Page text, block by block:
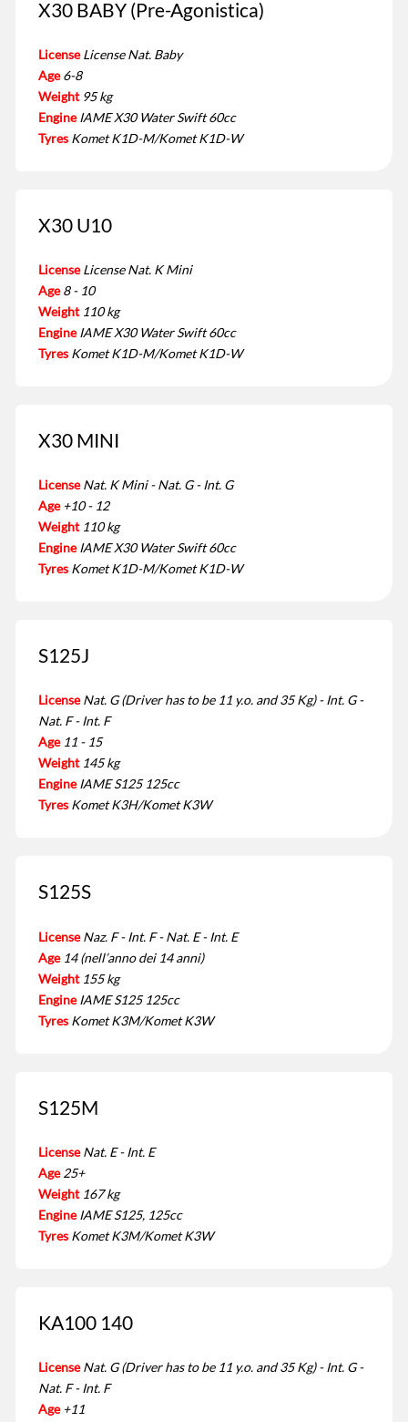
X30 BABY (Pre-Agonistica)
License License Nat. Baby
Age 6-8
Weight 95 kg
Engine IAME X30 Water Swift 60cc
Tyres Komet K1D-M/Komet K1D-W
X30 U10
License License Nat. K Mini
Age 8 - 10
Weight 110 kg
Engine IAME X30 Water Swift 60cc
Tyres Komet K1D-M/Komet K1D-W
X30 MINI
License Nat. K Mini - Nat. G - Int. G
Age +10 - 12
Weight 110 kg
Engine IAME X30 Water Swift 60cc
Tyres Komet K1D-M/Komet K1D-W
S125J
License Nat. G (Driver has to be 11 y.o. and 35 Kg) - Int. G -
Nat. F - Int. F
Age 11 - 15
Weight 145 kg
Engine IAME S125 125cc
Tyres Komet K3H/Komet K3W
S125S
License Naz. F - Int. F - Nat. E - Int. E
Age 14 (nell’anno dei 14 anni)
Weight 155 kg
Engine IAME S125 125cc
Tyres Komet K3M/Komet K3W
S125M
License Nat. E - Int. E
Age 25+
Weight 167 kg
Engine IAME S125, 125cc
Tyres Komet K3M/Komet K3W
KA100 140
License Nat. G (Driver has to be 11 y.o. and 35 Kg) - Int. G -
Nat. F - Int. F
Age +11